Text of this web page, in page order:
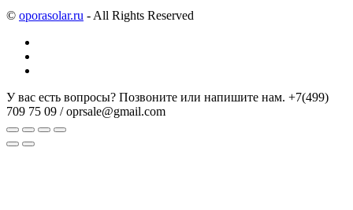
© oporasolar.ru - All Rights Reserved
У вас есть вопросы? Позвоните или напишите нам. +7(499)
709 75 09 / oprsale@gmail.com